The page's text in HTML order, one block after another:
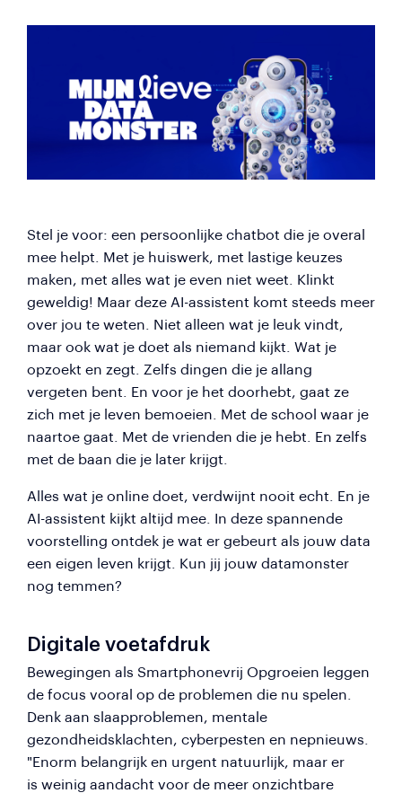
Stel je voor: een persoonlijke chatbot die je overal
mee helpt. Met je huiswerk, met lastige keuzes
maken, met alles wat je even niet weet. Klinkt
geweldig! Maar deze AI-assistent komt steeds meer
over jou te weten. Niet alleen wat je leuk vindt,
maar ook wat je doet als niemand kijkt. Wat je
opzoekt en zegt. Zelfs dingen die je allang
vergeten bent. En voor je het doorhebt, gaat ze
zich met je leven bemoeien. Met de school waar je
naartoe gaat. Met de vrienden die je hebt. En zelfs
met de baan die je later krijgt.
Alles wat je online doet, verdwijnt nooit echt. En je
AI-assistent kijkt altijd mee. In deze spannende
voorstelling ontdek je wat er gebeurt als jouw data
een eigen leven krijgt. Kun jij jouw datamonster
nog temmen?
Digitale voetafdruk
Bewegingen als Smartphonevrij Opgroeien leggen
de focus vooral op de problemen die nu spelen.
Denk aan slaapproblemen, mentale
gezondheidsklachten, cyberpesten en nepnieuws.
"Enorm belangrijk en urgent natuurlijk, maar er
is weinig aandacht voor de meer onzichtbare